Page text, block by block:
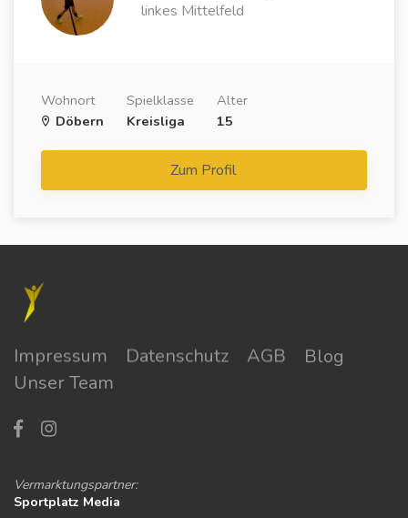
linkes Mittelfeld
Wohnort
Döbern
Spielklasse
Kreisliga
Alter
15
Zum Profil
Impressum Datenschutz AGB
Blog
Unser Team
Vermarktungspartner:
Sportplatz Media